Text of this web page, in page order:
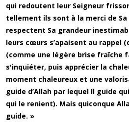
qui redoutent leur Seigneur
tellement ils sont à la merci de Sa
respectent Sa grandeur
leurs cœurs s’apaisent au rappel
(comme une légère brise fraîche
s'inquiéter, puis apprécier la
moment chaleureux et une
guide d’Allah par lequel Il guide
qui le renient). Mais quiconque
guide. »